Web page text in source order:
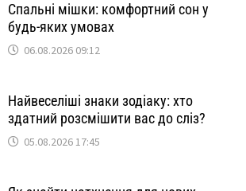
Спальні мішки: комфортний сон у
будь-яких умовах
06.08.2026 09:12
Найвеселіші знаки зодіаку: хто
здатний розсмішити вас до сліз?
05.08.2026 17:45